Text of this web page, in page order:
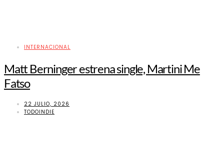
INTERNACIONAL
Matt Berninger estrena single, Martini Me
Fatso
22 JULIO, 2026
TODOINDIE